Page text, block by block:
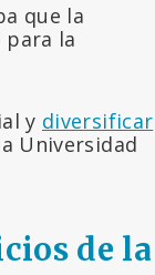
que la
la
y diversificar
Universidad
de la